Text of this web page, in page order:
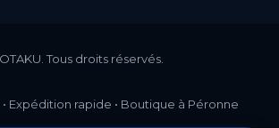
/ AN Cookie Popup.
Tous droits réservés.
Expédition rapide • Boutique à Péronne